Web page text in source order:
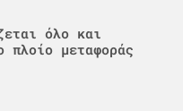
όλο και
πλοίο μεταφοράς